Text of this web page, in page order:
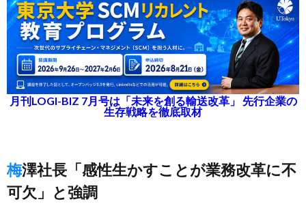
月刊LOGI-BIZ 7月号は「未来を創る輸送改革」 先行企業の
生存戦略を徹底取材
梅澤社長「感性生かすことが業務改革に不
可欠」と強調